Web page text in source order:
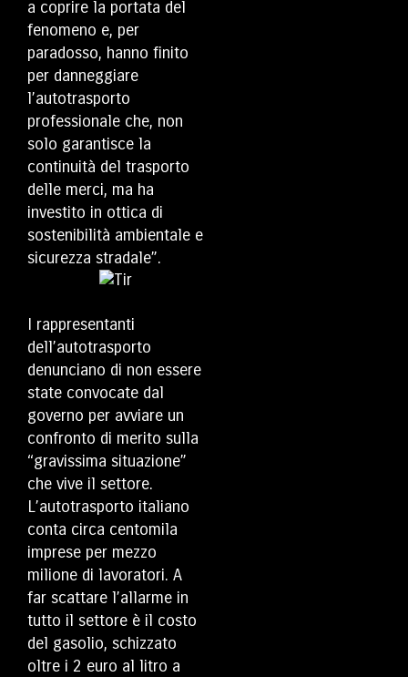
a coprire la portata del
fenomeno e, per
paradosso, hanno finito
per danneggiare
l’autotrasporto
professionale che, non
solo garantisce la
continuità del trasporto
delle merci, ma ha
investito in ottica di
sostenibilità ambientale e
sicurezza stradale”.
I rappresentanti
dell’autotrasporto
denunciano di non essere
state convocate dal
governo per avviare un
confronto di merito sulla
“gravissima situazione”
che vive il settore.
L’autotrasporto italiano
conta circa centomila
imprese per mezzo
milione di lavoratori. A
far scattare l’allarme in
tutto il settore è il costo
del gasolio, schizzato
oltre i 2 euro al litro a